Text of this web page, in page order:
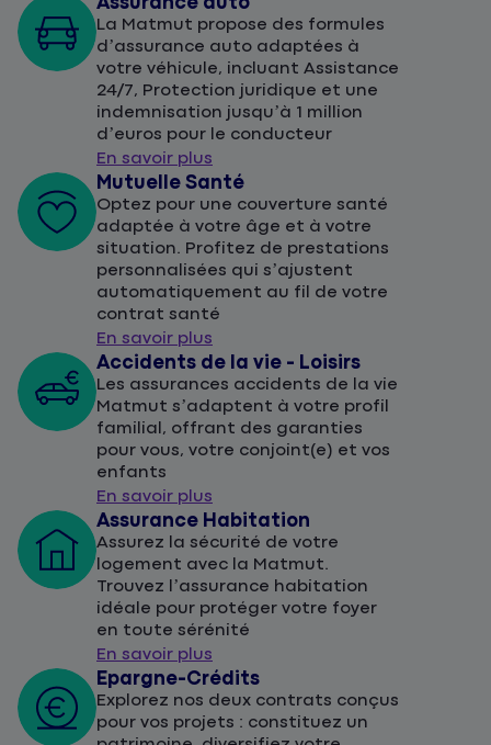
La Matmut propose des formules
d’assurance auto adaptées à
votre véhicule, incluant Assistance
24/7, Protection juridique et une
indemnisation jusqu’à 1 million
d’euros pour le conducteur
En savoir plus
Mutuelle Santé
Optez pour une couverture santé
adaptée à votre âge et à votre
situation. Profitez de prestations
personnalisées qui s’ajustent
automatiquement au fil de votre
contrat santé
En savoir plus
Accidents de la vie - Loisirs
Les assurances accidents de la vie
Matmut s’adaptent à votre profil
familial, offrant des garanties
pour vous, votre conjoint(e) et vos
enfants
En savoir plus
Assurance Habitation
Assurez la sécurité de votre
logement avec la Matmut.
Trouvez l’assurance habitation
idéale pour protéger votre foyer
en toute sérénité
En savoir plus
Epargne-Crédits
Explorez nos deux contrats conçus
pour vos projets : constituez un